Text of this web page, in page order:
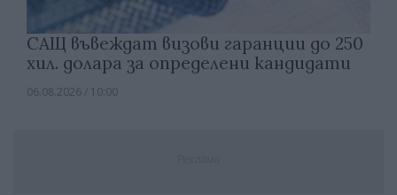
САЩ въвеждат визови гаранции до 250
хил. долара за определени кандидати
06.08.2026 / 10:00